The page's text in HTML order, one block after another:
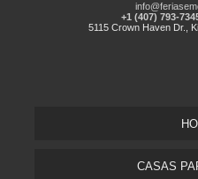
+1 (407) 793-
5115 Crown Haven Dr.,
CASAS